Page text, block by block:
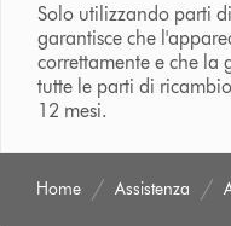
Solo utilizzando parti
garantisce che
correttamente e che
tutte le parti di
12 mesi.
Home Assistenza